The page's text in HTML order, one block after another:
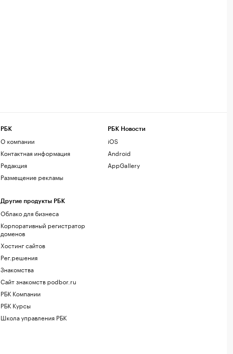
РБК
О компании
Контактная информация
Редакция
Размещение рекламы
Другие продукты РБК
Облако для бизнеса
Корпоративный регистратор
доменов
Хостинг сайтов
Рег.решения
Знакомства
Сайт знакомств podbor.ru
РБК Компании
РБК Курсы
Школа управления РБК
РБК Новости
iOS
Android
AppGallery